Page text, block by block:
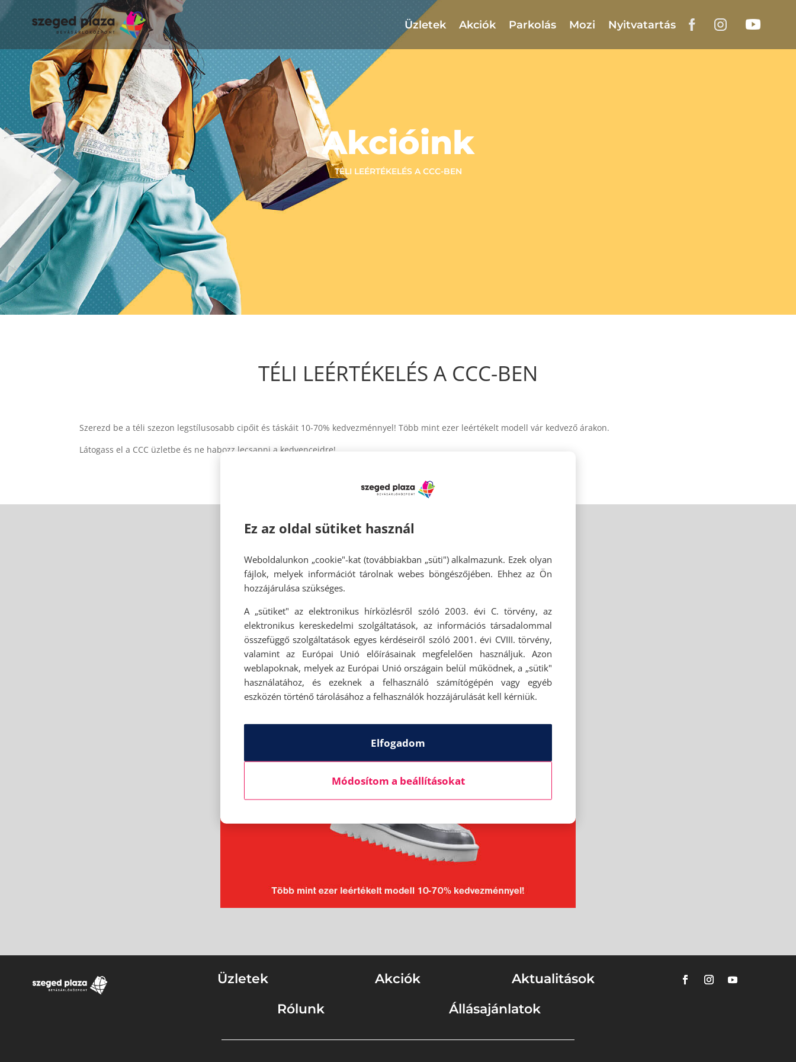
Üzletek Akciók Parkolás Mozi Nyitvatartás
Akcióink
TÉLI LEÉRTÉKELÉS A CCC-BEN
TÉLI LEÉRTÉKELÉS A CCC-BEN
Szerezd be a téli szezon legstílusosabb cipőit és táskáit 10-70% kedvezménnyel! Több mint ezer leértékelt modell vár kedvező árakon.
Látogass el a CCC üzletbe és ne habozz lecsapni a kedvenceidre!
Üzletek Akciók
Aktualitások
Rólunk
Állásajánlatok
Ez az oldal sütiket használ
Weboldalunkon „cookie"-kat (továbbiakban „süti") alkalmazunk. Ezek olyan
fájlok, melyek információt tárolnak webes böngészőjében. Ehhez az Ön
hozzájárulása szükséges.
A „sütiket" az elektronikus hírközlésről szóló 2003. évi C. törvény, az
elektronikus kereskedelmi szolgáltatások, az információs társadalommal
összefüggő szolgáltatások egyes kérdéseiről szóló 2001. évi CVIII. törvény,
valamint az Európai Unió előírásainak megfelelően használjuk. Azon
weblapoknak, melyek az Európai Unió országain belül működnek, a „sütik"
használatához, és ezeknek a felhasználó számítógépén vagy egyéb
eszközén történő tárolásához a felhasználók hozzájárulását kell kérniük.
Elfogadom
Módosítom a beállításokat